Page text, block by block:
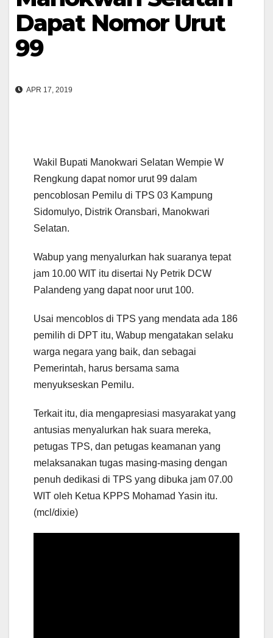
Dapat Nomor Urut
99
APR 17, 2019
Wakil Bupati Manokwari Selatan Wempie W
Rengkung dapat nomor urut 99 dalam
pencoblosan Pemilu di TPS 03 Kampung
Sidomulyo, Distrik Oransbari, Manokwari
Selatan.
Wabup yang menyalurkan hak suaranya tepat
jam 10.00 WIT itu disertai Ny Petrik DCW
Palandeng yang dapat noor urut 100.
Usai mencoblos di TPS yang mendata ada 186
pemilih di DPT itu, Wabup mengatakan selaku
warga negara yang baik, dan sebagai
Pemerintah, harus bersama sama
menyukseskan Pemilu.
Terkait itu, dia mengapresiasi masyarakat yang
antusias menyalurkan hak suara mereka,
petugas TPS, dan petugas keamanan yang
melaksanakan tugas masing-masing dengan
penuh dedikasi di TPS yang dibuka jam 07.00
WIT oleh Ketua KPPS Mohamad Yasin itu.
(mcl/dixie)